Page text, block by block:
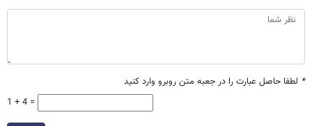
* لطفا حاصل عبارت را در جعبه متن روبرو وارد کنید
1 + 4 =